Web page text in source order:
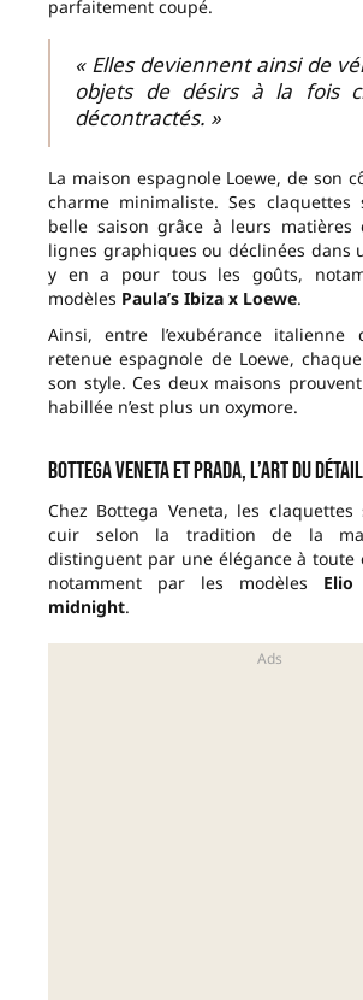
parfaitement coupé.
« Elles deviennent ainsi de
objets de désirs à la fois
décontractés. »
La maison espagnole Loewe, de son
charme minimaliste. Ses claquettes
belle saison grâce à leurs matières
lignes graphiques ou déclinées dans
y en a pour tous les goûts,
modèles Paula’s Ibiza x Loewe.
Ainsi, entre l’exubérance
retenue espagnole de Loewe,
son style. Ces deux maisons
habillée n’est plus un oxymore.
Bottega Veneta et Prada, l’art du détail
Chez Bottega Veneta, les
cuir selon la tradition de la
distinguent par une élégance à toute
notamment par les modèles
midnight.